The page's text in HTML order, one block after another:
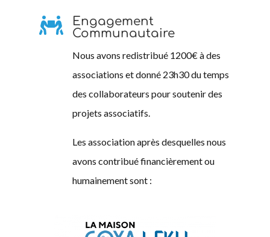

Engagement
Communautaire
Nous avons redistribué 1200€ à des
associations et donné 23h30 du temps
des collaborateurs pour soutenir des
projets associatifs.
Les association après desquelles nous
avons contribué financièrement ou
humainement sont :